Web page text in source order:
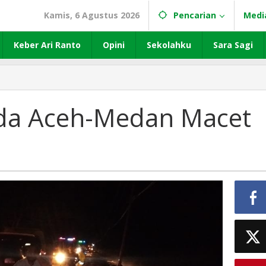
Kamis, 6 Agustus 2026 Pencarian
Keber Ari Ranto Opini Sekolahku Sara Sagi
Aceh-Medan Macet